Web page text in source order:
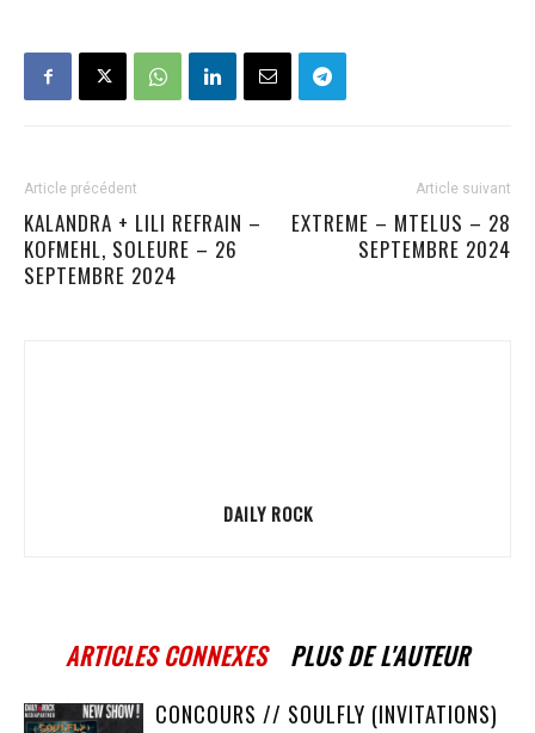
Article précédent
KALANDRA + LILI REFRAIN –
KOFMEHL, SOLEURE – 26
SEPTEMBRE 2024
Article suivant
EXTREME – MTELUS – 28
SEPTEMBRE 2024
DAILY ROCK
ARTICLES CONNEXES PLUS DE L'AUTEUR
CONCOURS // SOULFLY (INVITATIONS)